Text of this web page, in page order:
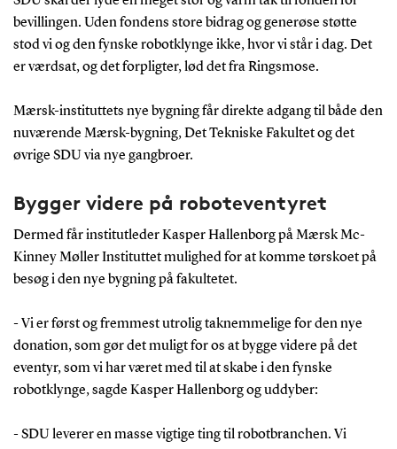
bevillingen. Uden fondens store bidrag og generøse støtte
stod vi og den fynske robotklynge ikke, hvor vi står i dag. Det
er værdsat, og det forpligter, lød det fra Ringsmose.
Mærsk-instituttets nye bygning får direkte adgang til både den
nuværende Mærsk-bygning, Det Tekniske Fakultet og det
øvrige SDU via nye gangbroer.
Bygger videre på roboteventyret
Dermed får institutleder Kasper Hallenborg på Mærsk Mc-
Kinney Møller Instituttet mulighed for at komme tørskoet på
besøg i den nye bygning på fakultetet.
- Vi er først og fremmest utrolig taknemmelige for den nye
donation, som gør det muligt for os at bygge videre på det
eventyr, som vi har været med til at skabe i den fynske
robotklynge, sagde Kasper Hallenborg og uddyber:
- SDU leverer en masse vigtige ting til robotbranchen. Vi